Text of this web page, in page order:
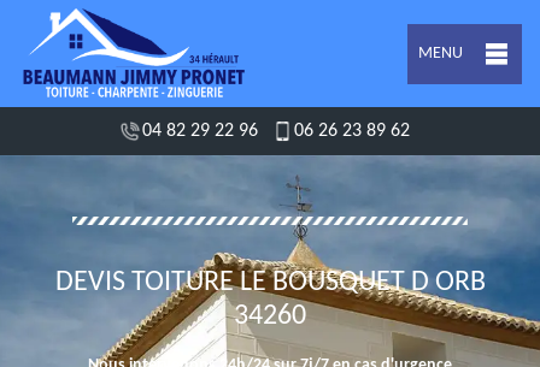
MENU
04 82 29 22 96 06 26 23 89 62
DEVIS TOITURE LE BOUSQUET D ORB
34260